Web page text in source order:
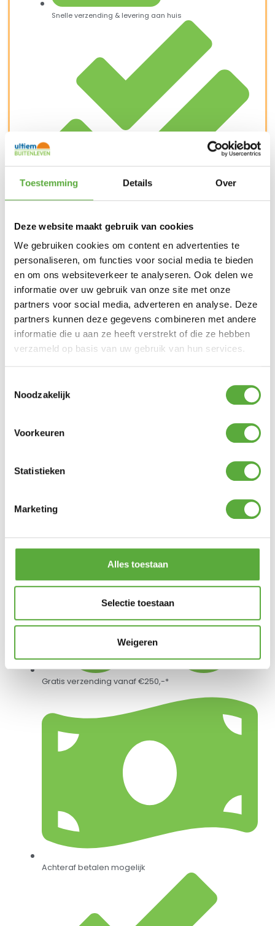
Toestemming Details Over
Deze website maakt gebruik van cookies
We gebruiken cookies om content en advertenties te
personaliseren, om functies voor social media te bieden
en om ons websiteverkeer te analyseren. Ook delen we
informatie over uw gebruik van onze site met onze
partners voor social media, adverteren en analyse. Deze
partners kunnen deze gegevens combineren met andere
informatie die u aan ze heeft verstrekt of die ze hebben
verzameld op basis van uw gebruik van hun services.
Noodzakelijk
Voorkeuren
Statistieken
Marketing
Alles toestaan
Selectie toestaan
Weigeren
Snelle verzending & levering aan huis
Kopersbescherming met Trusted Shops
Merk
Yoi
Kleur
Zand
Kleur 2
Beige
Materiaal Aluminium
Lengte
SKU
Gratis verzending vanaf €250,-*
Achteraf betalen mogelijk